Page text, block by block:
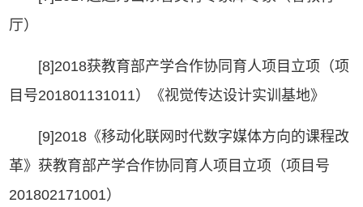
厅）
[8]2018获教育部产学合作协同育人项目立项（项
目号201801131011）《视觉传达设计实训基地》
[9]2018《移动化联网时代数字媒体方向的课程改
革》获教育部产学合作协同育人项目立项（项目号
201802171001）